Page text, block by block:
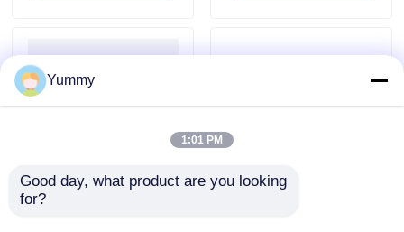
Yummy
1:01 PM
Good day, what product are you looking
for?